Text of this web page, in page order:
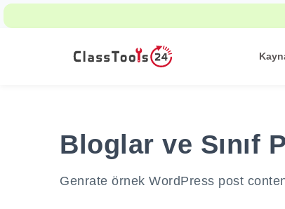
Bloglar ve Sınıf
Genrate örnek WordPress post